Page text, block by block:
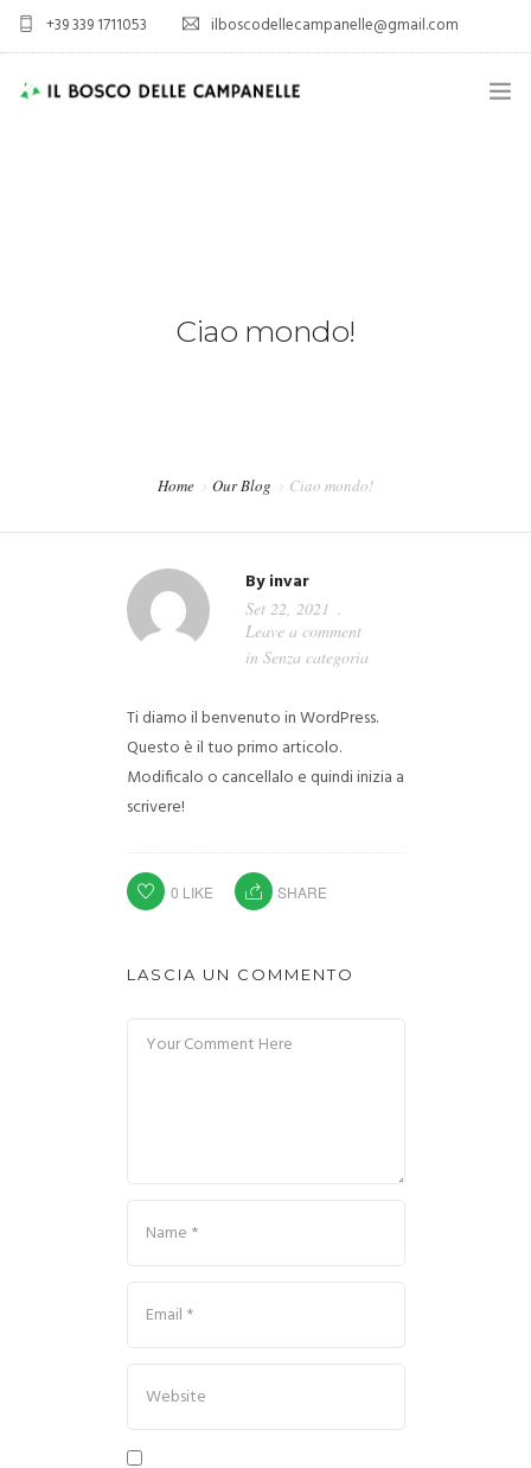
+39 339 1711053 ilboscodellecampanelle@gmail.com
Ciao mondo!
Home Our Blog Ciao mondo!
Byinvar
Set 22, 2021
Leave a comment
in Senza categoria
Ti diamo il benvenuto in WordPress.
Questo è il tuo primo articolo.
Modificalo o cancellalo e quindi inizia a
scrivere!
0 LIKE SHARE
LASCIA UN COMMENTO